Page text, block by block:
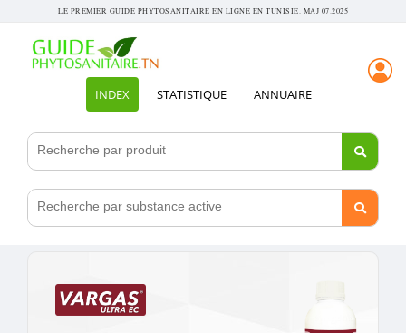
LE PREMIER GUIDE PHYTOSANITAIRE EN LIGNE EN TUNISIE. MAJ 07.2025
INDEX STATISTIQUE ANNUAIRE